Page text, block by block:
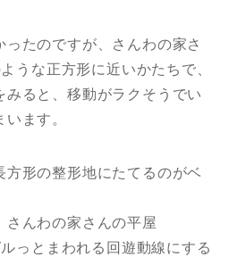
たのですが、さんわの家さ
うな正方形に近いかたちで、
みると、移動がラクそうでい
ます。
方形の整形地にたてるのがベ
さんわの家さんの平屋
っとまわれる回遊動線にする